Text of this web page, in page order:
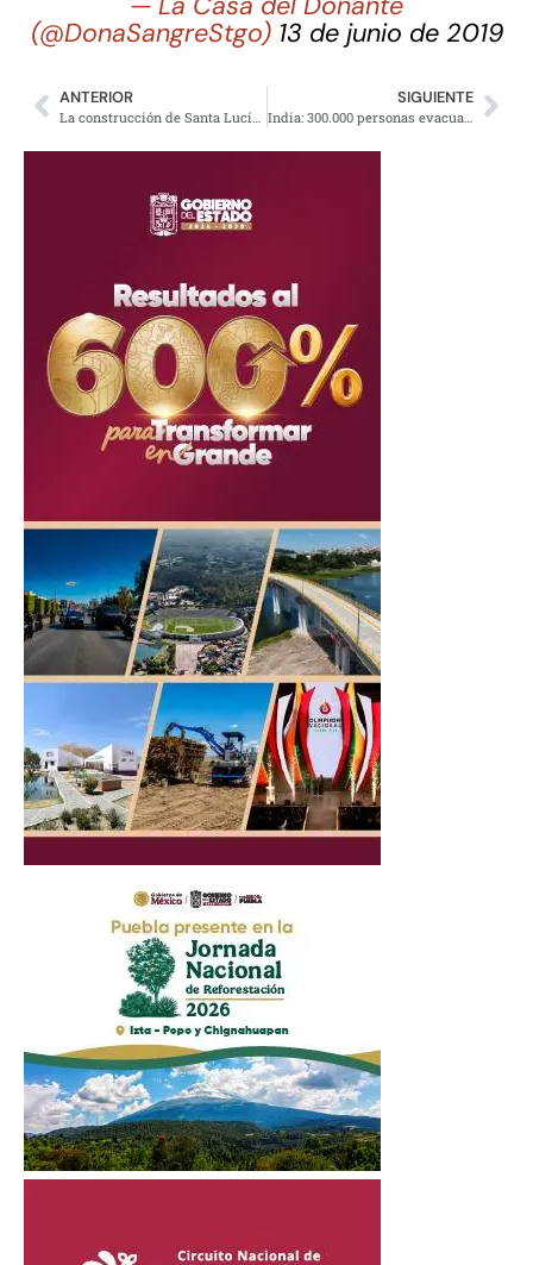
(@DonaSangreStgo) 13 de junio de 2019
ANTERIOR SIGUIENTE
India: 300.000 personas evacuadas por el golpe de Ciclón Vayu